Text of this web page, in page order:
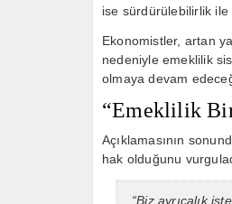
ise sürdürülebilirlik ile
Ekonomistler, artan
nedeniyle emeklilik
olmaya devam
“Emeklilik
Açıklamasının
hak olduğunu
“Biz ayrıcalık